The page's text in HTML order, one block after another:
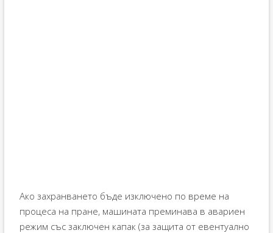
Ако захранването бъде изключено по време на
процеса на пране, машината преминава в авариен
режим със заключен капак (за защита от евентуално